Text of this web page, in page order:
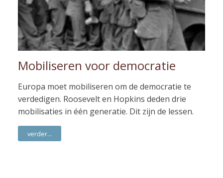
Mobiliseren voor democratie
Europa moet mobiliseren om de democratie te
verdedigen. Roosevelt en Hopkins deden drie
mobilisaties in één generatie. Dit zijn de lessen.
verder...